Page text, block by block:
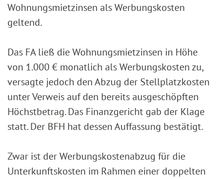
Wohnungsmietzinsen als Werbungskosten
geltend.
Das FA ließ die Wohnungsmietzinsen in Höhe
von 1.000 € monatlich als Werbungskosten zu,
versagte jedoch den Abzug der Stellplatzkosten
unter Verweis auf den bereits ausgeschöpften
Höchstbetrag. Das Finanzgericht gab der Klage
statt. Der BFH hat dessen Auffassung bestätigt.
Zwar ist der Werbungskostenabzug für die
Unterkunftskosten im Rahmen einer doppelten